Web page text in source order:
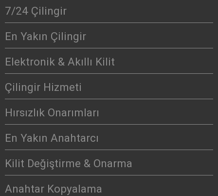
7/24 Çilingir
En Yakın Çilingir
Elektronik & Akıllı Kilit
Çilingir Hizmeti
Hırsızlık Onarımları
En Yakın Anahtarcı
Kilit Değiştirme & Onarma
Anahtar Kopyalama